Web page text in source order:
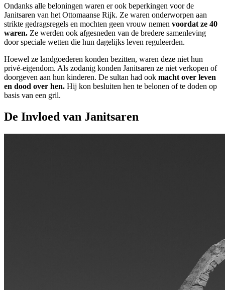
Ondanks alle beloningen waren er ook beperkingen voor de
Janitsaren van het Ottomaanse Rijk. Ze waren onderworpen aan
strikte gedragsregels en mochten geen vrouw nemen voordat ze 40
waren. Ze werden ook afgesneden van de bredere samenleving
door speciale wetten die hun dagelijks leven reguleerden.
Hoewel ze landgoederen konden bezitten, waren deze niet hun
privé-eigendom. Als zodanig konden Janitsaren ze niet verkopen of
doorgeven aan hun kinderen. De sultan had ook macht over leven
en dood over hen. Hij kon besluiten hen te belonen of te doden op
basis van een gril.
De Invloed van Janitsaren